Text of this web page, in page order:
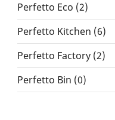
Perfetto Eco (2)
Perfetto Kitchen (6)
Perfetto Factory (2)
Perfetto Bin (0)